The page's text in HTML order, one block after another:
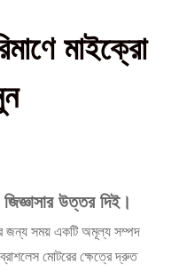
মাইক্রো
উত্তর দিই।
জন্য সময় একটি অমূল্য সম্পদ
মোটরের ক্ষেত্রে দ্রুত